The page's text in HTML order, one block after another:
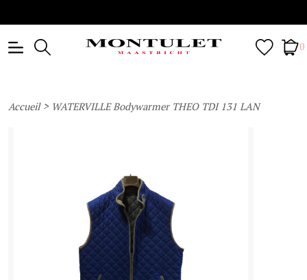
0
Accueil> WATERVILLE Bodywarmer THEO TDI 131 LAN